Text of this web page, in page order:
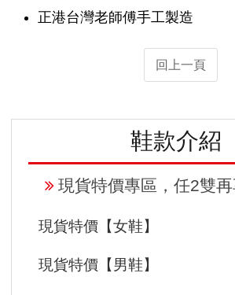
鞋款介紹
現貨特價專區，任2雙
現貨特價【女鞋】
現貨特價【男鞋】
正港台灣老師傅手工製造
回上一頁